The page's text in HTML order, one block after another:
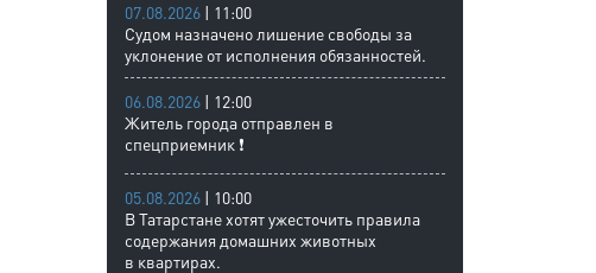
07.08.2026 | 11:00
Судом назначено лишение свободы за
уклонение от исполнения обязанностей.
06.08.2026 | 12:00
Житель города отправлен в
спецприемник ❗
05.08.2026 | 10:00
В Татарстане хотят ужесточить правила
содержания домашних животных
в квартирах.